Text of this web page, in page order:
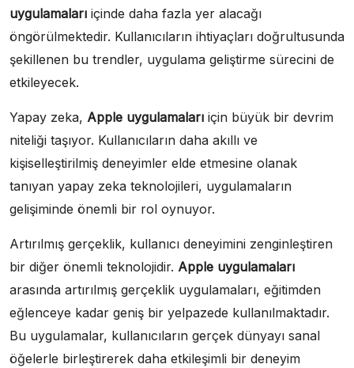
uygulamaları içinde daha fazla yer alacağı
öngörülmektedir. Kullanıcıların ihtiyaçları doğrultusunda
şekillenen bu trendler, uygulama geliştirme sürecini de
etkileyecek.
Yapay zeka, Apple uygulamaları için büyük bir devrim
niteliği taşıyor. Kullanıcıların daha akıllı ve
kişiselleştirilmiş deneyimler elde etmesine olanak
tanıyan yapay zeka teknolojileri, uygulamaların
gelişiminde önemli bir rol oynuyor.
Artırılmış gerçeklik, kullanıcı deneyimini zenginleştiren
bir diğer önemli teknolojidir. Apple uygulamaları
arasında artırılmış gerçeklik uygulamaları, eğitimden
eğlenceye kadar geniş bir yelpazede kullanılmaktadır.
Bu uygulamalar, kullanıcıların gerçek dünyayı sanal
öğelerle birleştirerek daha etkileşimli bir deneyim